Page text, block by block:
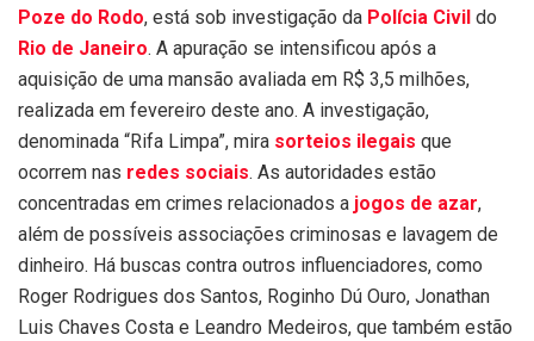
Poze do Rodo, está sob investigação da Polícia Civil do
Rio de Janeiro. A apuração se intensificou após a
aquisição de uma mansão avaliada em R$ 3,5 milhões,
realizada em fevereiro deste ano. A investigação,
denominada “Rifa Limpa”, mira sorteios ilegais que
ocorrem nas redes sociais. As autoridades estão
concentradas em crimes relacionados a jogos de azar,
além de possíveis associações criminosas e lavagem de
dinheiro. Há buscas contra outros influenciadores, como
Roger Rodrigues dos Santos, Roginho Dú Ouro, Jonathan
Luis Chaves Costa e Leandro Medeiros, que também estão